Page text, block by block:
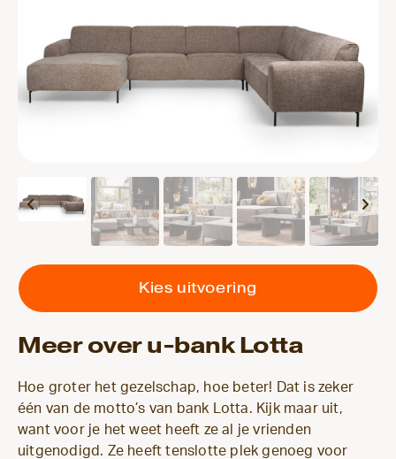
Kies uitvoering
Meer over u-bank Lotta
Hoe groter het gezelschap, hoe beter! Dat is zeker
één van de motto’s van bank Lotta. Kijk maar uit,
want voor je het weet heeft ze al je vrienden
uitgenodigd. Ze heeft tenslotte plek genoeg voor